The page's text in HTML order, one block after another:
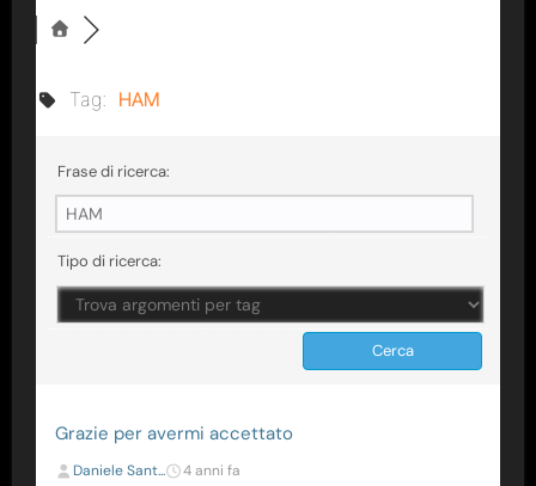
Tag: HAM
Frase di ricerca:
Tipo di ricerca:
Grazie per avermi accettato
Daniele Sant... 4 anni fa